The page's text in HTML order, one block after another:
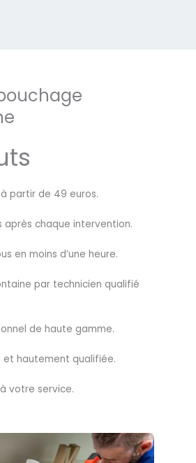
partir de 49 euros.
après chaque intervention.
en moins d’une heure.
par technicien qualifié
de haute gamme.
et hautement qualifiée.
votre service.